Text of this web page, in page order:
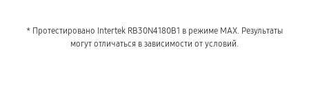
* Протестировано Intertek RB30N4180B1 в режиме MAX. Результаты
могут отличаться в зависимости от условий.